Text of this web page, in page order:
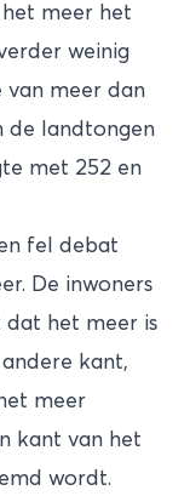
meer het
weinig
van meer dan
de landtongen
met 252 en
fel debat
De inwoners
het meer is
kant,
meer
kant van het
wordt.